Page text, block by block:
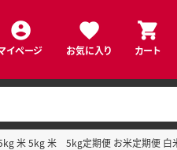
イページ お気に入り カート
米 5kg 米 5kg定期便 お米定期便 白